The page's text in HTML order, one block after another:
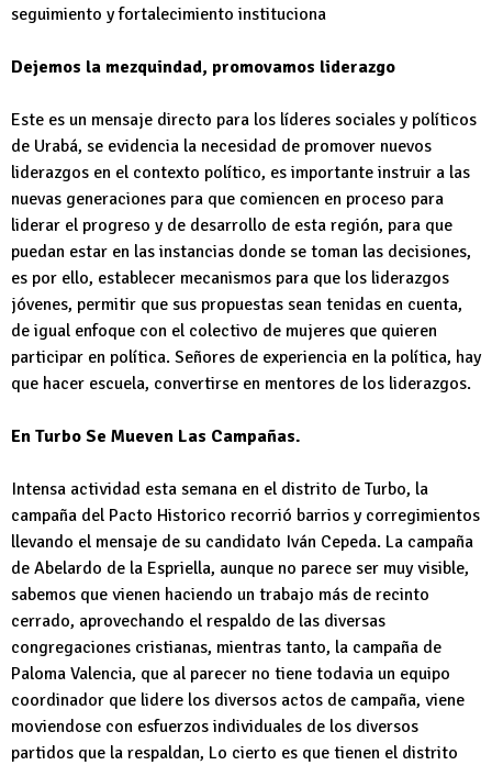
seguimiento y fortalecimiento instituciona
Dejemos la mezquindad, promovamos liderazgo
Este es un mensaje directo para los líderes sociales y políticos
de Urabá, se evidencia la necesidad de promover nuevos
liderazgos en el contexto político, es importante instruir a las
nuevas generaciones para que comiencen en proceso para
liderar el progreso y de desarrollo de esta región, para que
puedan estar en las instancias donde se toman las decisiones,
es por ello, establecer mecanismos para que los liderazgos
jóvenes, permitir que sus propuestas sean tenidas en cuenta,
de igual enfoque con el colectivo de mujeres que quieren
participar en política. Señores de experiencia en la política, hay
que hacer escuela, convertirse en mentores de los liderazgos.
En Turbo Se Mueven Las Campañas.
Intensa actividad esta semana en el distrito de Turbo, la
campaña del Pacto Historico recorrió barrios y corregimientos
llevando el mensaje de su candidato Iván Cepeda. La campaña
de Abelardo de la Espriella, aunque no parece ser muy visible,
sabemos que vienen haciendo un trabajo más de recinto
cerrado, aprovechando el respaldo de las diversas
congregaciones cristianas, mientras tanto, la campaña de
Paloma Valencia, que al parecer no tiene todavia un equipo
coordinador que lidere los diversos actos de campaña, viene
moviendose con esfuerzos individuales de los diversos
partidos que la respaldan, Lo cierto es que tienen el distrito